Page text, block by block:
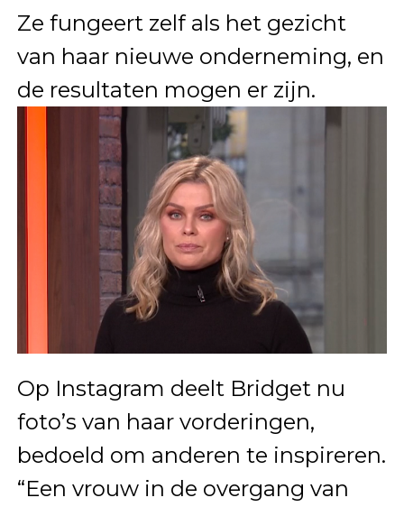
Ze fungeert zelf als het gezicht
van haar nieuwe onderneming, en
de resultaten mogen er zijn.
Op Instagram deelt Bridget nu
foto’s van haar vorderingen,
bedoeld om anderen te inspireren.
“Een vrouw in de overgang van